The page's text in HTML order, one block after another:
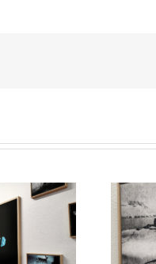
des Égarés /
Lux # 1 / Itinéraires
Voyageurs
Novembre-décembre